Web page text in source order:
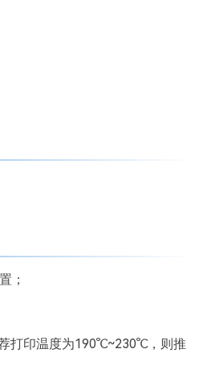
；
打印温度为190℃~230℃，则推